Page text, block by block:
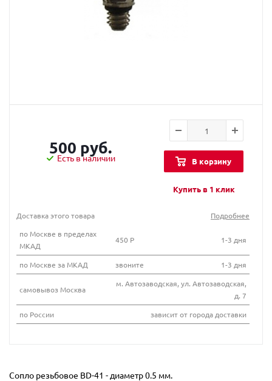
500 руб.
Есть в наличии В корзину
Купить в 1 клик
Доставка этого товара
Подробнее
по Москве в пределах
МКАД
450 Р 1-3 дня
по Москве за МКАД звоните 1-3 дня
самовывоз Москва
м. Автозаводская, ул. Автозаводская,
д. 7
по России
зависит от города доставки
Сопло резьбовое BD-41 - диаметр 0.5 мм.